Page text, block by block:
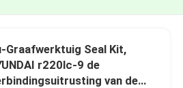
Graafwerktuig Seal Kit,
r220lc-9 de
van de